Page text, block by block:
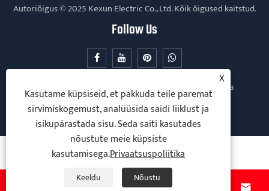
Autoriõigus © 2025 Kexun Electric Co., Ltd. Kõik õigused kaitstud.
Follow Us
Links Sitemap RSS XML Privaatsuspoliitika
 
X
Kasutame küpsiseid, et pakkuda teile paremat
sirvimiskogemust, analüüsida saidi liiklust ja
isikupärastada sisu. Seda saiti kasutades
nõustute meie küpsiste
kasutamisega.Privaatsuspoliitika
Keeldu Nõustu